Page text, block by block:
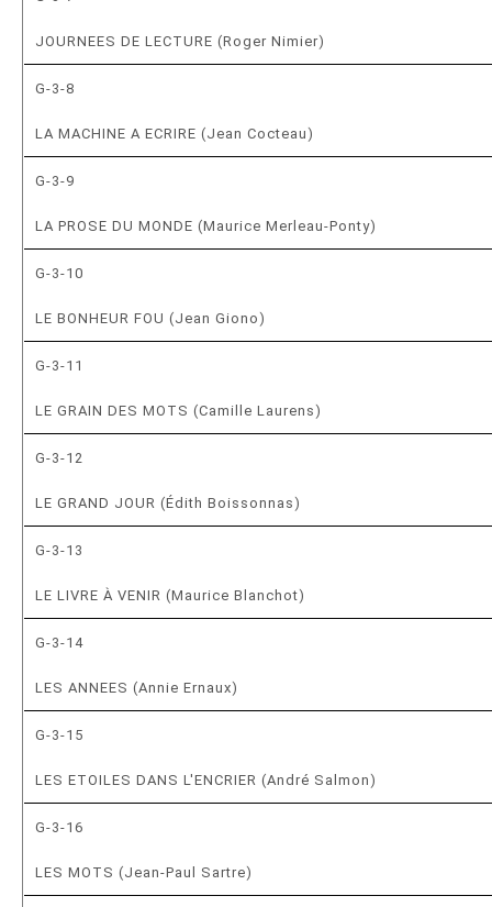
JOURNEES DE LECTURE (Roger Nimier)
G-3-8
LA MACHINE A ECRIRE (Jean Cocteau)
G-3-9
LA PROSE DU MONDE (Maurice Merleau-Ponty)
G-3-10
LE BONHEUR FOU (Jean Giono)
G-3-11
LE GRAIN DES MOTS (Camille Laurens)
G-3-12
LE GRAND JOUR (Édith Boissonnas)
G-3-13
LE LIVRE À VENIR (Maurice Blanchot)
G-3-14
LES ANNEES (Annie Ernaux)
G-3-15
LES ETOILES DANS L'ENCRIER (André Salmon)
G-3-16
LES MOTS (Jean-Paul Sartre)